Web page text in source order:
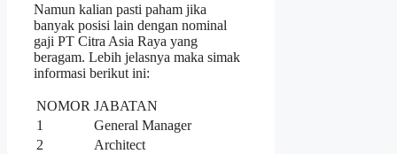
Namun kalian pasti paham jika
banyak posisi lain dengan nominal
gaji PT Citra Asia Raya yang
beragam. Lebih jelasnya maka simak
informasi berikut ini:
NOMOR JABATAN
1
General Manager
2
Architect